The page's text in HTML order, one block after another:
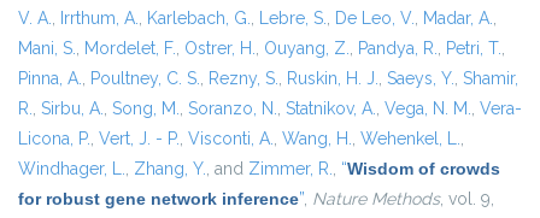
V. A., Irrthum, A., Karlebach, G., Lebre, S., De Leo, V., Madar, A.,
Mani, S., Mordelet, F., Ostrer, H., Ouyang, Z., Pandya, R., Petri, T.,
Pinna, A., Poultney, C. S., Rezny, S., Ruskin, H. J., Saeys, Y., Shamir,
R., Sirbu, A., Song, M., Soranzo, N., Statnikov, A., Vega, N. M., Vera-
Licona, P., Vert, J. - P., Visconti, A., Wang, H., Wehenkel, L.,
Windhager, L., Zhang, Y., and Zimmer, R., “Wisdom of crowds
for robust gene network inference”, Nature Methods, vol. 9,